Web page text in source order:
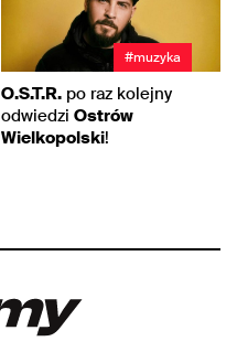
#muzyka
O.S.T.R. po raz kolejny
odwiedzi Ostrów
Wielkopolski!